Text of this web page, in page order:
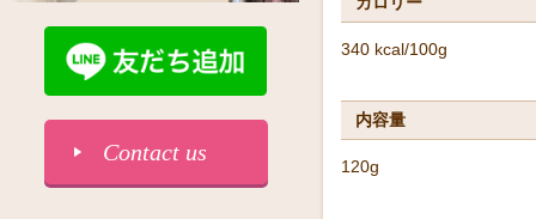
340 kcal/100g
内容量
120g
Contact us